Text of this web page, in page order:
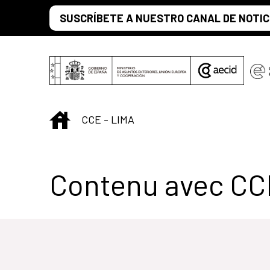
Saut au contenu principal
SUSCRÍBETE A NUESTRO CANAL DE
INICIO
CCE - LIMA
Centro Cultural
Contenu avec